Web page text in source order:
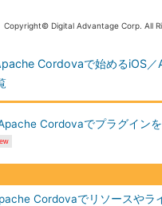
Copyright© Digital Advantage Corp. All
Cordovaで始めるiOS／
Cordovaでプラグイン
Cordovaでリソースやラ